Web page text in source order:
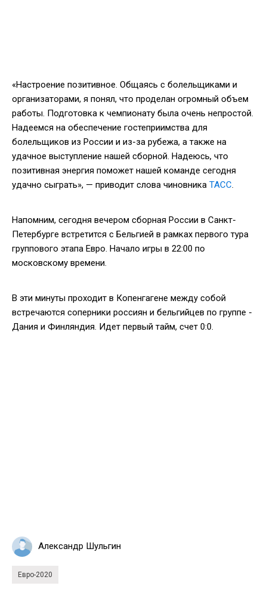
«Настроение позитивное. Общаясь с болельщиками и
организаторами, я понял, что проделан огромный объем
работы. Подготовка к чемпионату была очень непростой.
Надеемся на обеспечение гостеприимства для
болельщиков из России и из-за рубежа, а также на
удачное выступление нашей сборной. Надеюсь, что
позитивная энергия поможет нашей команде сегодня
удачно сыграть», — приводит слова чиновника ТАСС.
Напомним, сегодня вечером сборная России в Санкт-
Петербурге встретится с Бельгией в рамках первого тура
группового этапа Евро. Начало игры в 22:00 по
московскому времени.
В эти минуты проходит в Копенгагене между собой
встречаются соперники россиян и бельгийцев по группе -
Дания и Финляндия. Идет первый тайм, счет 0:0.
Александр Шульгин
Евро-2020